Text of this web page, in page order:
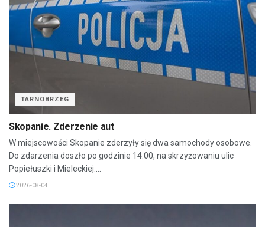
TARNOBRZEG
Skopanie. Zderzenie aut
W miejscowości Skopanie zderzyły się dwa samochody osobowe.
Do zdarzenia doszło po godzinie 14.00, na skrzyżowaniu ulic
Popiełuszki i Mieleckiej....
2026-08-04